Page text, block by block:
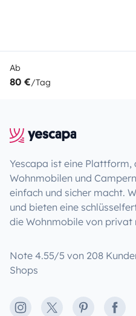
Ab
80 €/Tag
Yescapa ist eine Plattform,
Wohnmobilen und
einfach und sicher macht.
und bieten eine
die Wohnmobile von privat
Note 4.55/5 von 208
Shops
Instagram
X Pinterest